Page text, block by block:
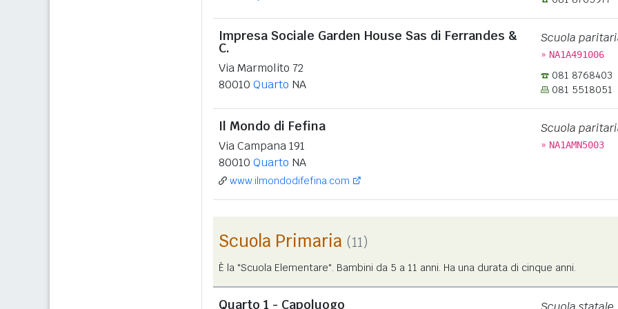
Impresa Sociale Garden House Sas di Ferrandes &
C.
Via Marmolito 72
80010 Quarto NA
Scuola
» NA1A491006
081 8768403
081 5518051
Il Mondo di Fefina
Via Campana 191
80010 Quarto NA
Scuola
» NA1AMN5003
www.ilmondodifefina.com
Scuola Primaria (11)
È la "Scuola Elementare". Bambini da 5 a 11 anni. Ha una durata di cinque anni.
Quarto 1 - Capoluogo